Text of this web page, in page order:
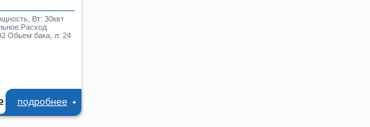
Вт: 30квт
Расход
Обьем бака, л: 24
подробнее